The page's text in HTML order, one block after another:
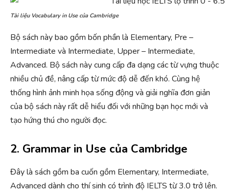
Tài liệu Vocabulary in Use của Cambridge
Bộ sách này bao gồm bốn phần là Elementary, Pre –
Intermediate và Intermediate, Upper – Intermediate,
Advanced. Bộ sách này cung cấp đa dạng các từ vựng thuộc
nhiều chủ đề, nâng cấp từ mức độ dễ đến khó. Cùng hệ
thống hình ảnh minh họa sống động và giải nghĩa đơn giản
của bộ sách này rất dễ hiểu đối với những bạn học mới và
tạo hứng thú cho người đọc.
2. Grammar in Use của Cambridge
Đây là sách gồm ba cuốn gồm Elementary, Intermediate,
Advanced dành cho thí sinh có trình độ IELTS từ 3.0 trở lên.